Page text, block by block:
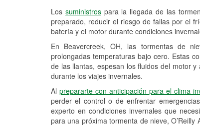
Los suministrospara la llegada de las
preparado, reducir el riesgo de fallas por el
batería y el motor durante condiciones
En Beavercreek, OH, las tormentas de
prolongadas temperaturas bajo cero. Estas
de las llantas, espesan los fluidos del motor
durante los viajes invernales.
Alprepararte con anticipación para el clima
perder el control o de enfrentar
experto en condiciones invernales que
para una próxima tormenta de nieve,